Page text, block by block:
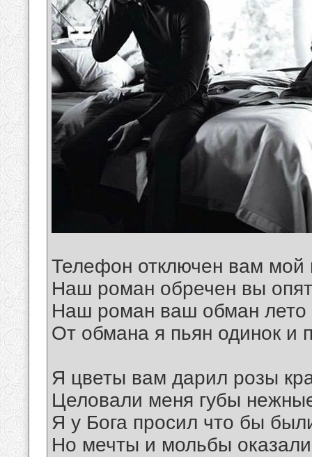
Телефон отключен вам мой
Наш роман обречен вы
Наш роман ваш обман лето
От обмана я пьян одинок и
Я цветы вам дарил розы
Целовали меня губы
Я у Бога просил что бы
Но мечты и мольбы